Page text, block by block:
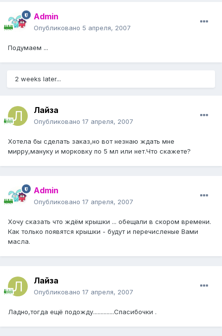
Admin
Опубликовано 5 апреля, 2007
Подумаем ...
2 weeks later...
Лайза
Опубликовано 17 апреля, 2007
Хотела бы сделать заказ,но вот незнаю ждать мне
мирру,мануку и морковку по 5 мл или нет.Что скажете?
Admin
Опубликовано 17 апреля, 2007
Хочу сказать что ждём крышки ... обещали в скором времени.
Как только появятся крышки - будут и перечисленые Вами
масла.
Лайза
Опубликовано 17 апреля, 2007
Ладно,тогда ещё подожду..............Спасибочки .